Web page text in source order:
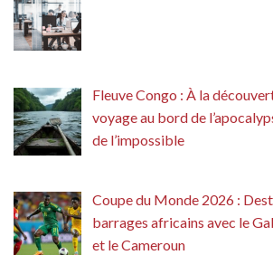
Fleuve Congo : À la
voyage au bord de
de l’impossible
Coupe du Monde 2026 :
barrages africains avec le
et le Cameroun